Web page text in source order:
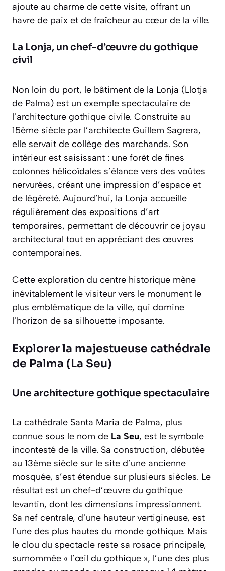
ajoute au charme de cette visite, offrant un
havre de paix et de fraîcheur au cœur de la ville.
La Lonja, un chef-d’œuvre du gothique
civil
Non loin du port, le bâtiment de la Lonja (Llotja
de Palma) est un exemple spectaculaire de
l’architecture gothique civile. Construite au
15ème siècle par l’architecte Guillem Sagrera,
elle servait de collège des marchands. Son
intérieur est saisissant : une forêt de fines
colonnes hélicoïdales s’élance vers des voûtes
nervurées, créant une impression d’espace et
de légèreté. Aujourd’hui, la Lonja accueille
régulièrement des expositions d’art
temporaires, permettant de découvrir ce joyau
architectural tout en appréciant des œuvres
contemporaines.
Cette exploration du centre historique mène
inévitablement le visiteur vers le monument le
plus emblématique de la ville, qui domine
l’horizon de sa silhouette imposante.
Explorer la majestueuse cathédrale
de Palma (La Seu)
Une architecture gothique spectaculaire
La cathédrale Santa Maria de Palma, plus
connue sous le nom de La Seu, est le symbole
incontesté de la ville. Sa construction, débutée
au 13ème siècle sur le site d’une ancienne
mosquée, s’est étendue sur plusieurs siècles. Le
résultat est un chef-d’œuvre du gothique
levantin, dont les dimensions impressionnent.
Sa nef centrale, d’une hauteur vertigineuse, est
l’une des plus hautes du monde gothique. Mais
le clou du spectacle reste sa rosace principale,
surnommée « l’œil du gothique », l’une des plus